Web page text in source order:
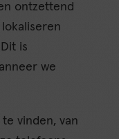
ontzettend
is
we
te vinden, van